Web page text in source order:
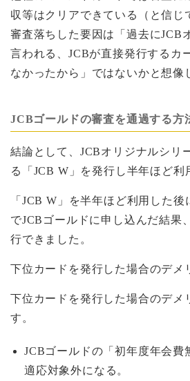
収等はクリアできている（と信じ
審査落ちした要因は「過去にJCB
言われる、JCBが直接発行するカ
なかったから」ではないかと想像
JCBゴールドの審査を通過する方
結論として、JCBオリジナルシリ
る「JCB W」を発行し半年ほど利
「JCB W」を半年ほど利用した
でJCBゴールドに申し込んだ結果
行できました。
下位カードを発行した場合のデメ
下位カードを発行した場合のデメ
す。
JCBゴールドの「初年度年会費
適応対象外になる。